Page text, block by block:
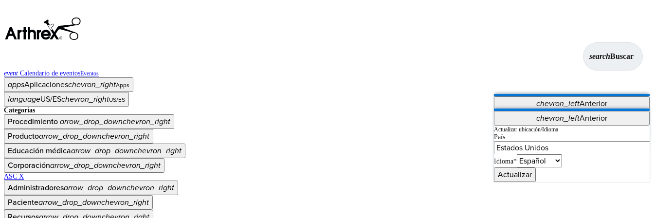
searchBuscar
event Calendario de eventosEventos
appsAplicacioneschevron_rightApps
chevron_leftAnterior
Vet Systems OrthoPedia Patient
Supplier Portal
Synergy Imaging & Resection
languageUS/ESchevron_rightUS/ES
chevron_leftAnterior
Actualizar ubicación/Idioma
País
Idioma*
Actualizar
Categorías
Procedimientoarrow_drop_downchevron_right
Productoarrow_drop_downchevron_right
Educación médicaarrow_drop_downchevron_right
Corporaciónarrow_drop_downchevron_right
ASC X
Administradoresarrow_drop_downchevron_right
Pacientearrow_drop_downchevron_right